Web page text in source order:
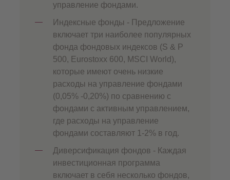
управление фондами.
Индексные фонды - Предложение
включает три наиболее популярных
фонда фондовых индексов (S & P
500, Eurostoxx 600, MSCI World),
которые имеют очень низкие
расходы на управление фондами
(0,05% -0,20%) по сравнению с
фондами с активным управлением,
где расходы на управление
фондами составляют 1-2% в год.
Диверсификация фондов - Каждая
инвестиционная программа
включает в себя несколько фондов,